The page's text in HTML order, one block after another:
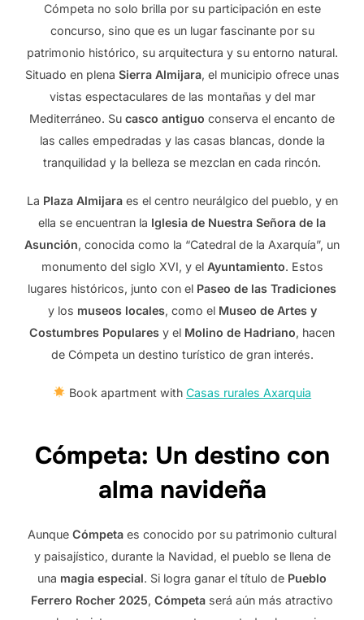
Cómpeta no solo brilla por su participación en este
concurso, sino que es un lugar fascinante por su
patrimonio histórico, su arquitectura y su entorno natural.
Situado en plena Sierra Almijara, el municipio ofrece unas
vistas espectaculares de las montañas y del mar
Mediterráneo. Su casco antiguo conserva el encanto de
las calles empedradas y las casas blancas, donde la
tranquilidad y la belleza se mezclan en cada rincón.
La Plaza Almijaraes el centro neurálgico del pueblo, y en
ella se encuentran la Iglesia de Nuestra Señora de la
Asunción, conocida como la “Catedral de la Axarquía”, un
monumento del siglo XVI, y el Ayuntamiento. Estos
lugares históricos, junto con el Paseo de las Tradiciones
y los museos locales, como el Museo de Artes y
Costumbres Populares y el Molino de Hadriano, hacen
de Cómpeta un destino turístico de gran interés.
Book apartment withCasas rurales Axarquia
Cómpeta: Un destino con
alma navideña
Aunque Cómpeta es conocido por su patrimonio cultural
y paisajístico, durante la Navidad, el pueblo se llena de
una magia especial. Si logra ganar el título de Pueblo
Ferrero Rocher 2025, Cómpeta será aún más atractivo